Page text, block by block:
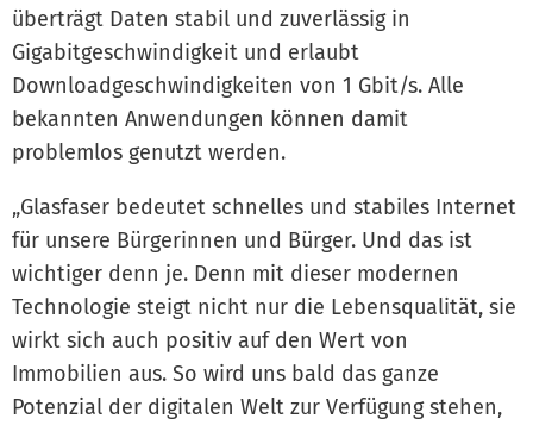
überträgt Daten stabil und zuverlässig in
Gigabitgeschwindigkeit und erlaubt
Downloadgeschwindigkeiten von 1 Gbit/s. Alle
bekannten Anwendungen können damit
problemlos genutzt werden.
„Glasfaser bedeutet schnelles und stabiles Internet
für unsere Bürgerinnen und Bürger. Und das ist
wichtiger denn je. Denn mit dieser modernen
Technologie steigt nicht nur die Lebensqualität, sie
wirkt sich auch positiv auf den Wert von
Immobilien aus. So wird uns bald das ganze
Potenzial der digitalen Welt zur Verfügung stehen,